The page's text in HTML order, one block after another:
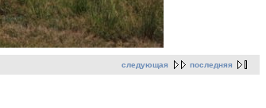
следующая последняя